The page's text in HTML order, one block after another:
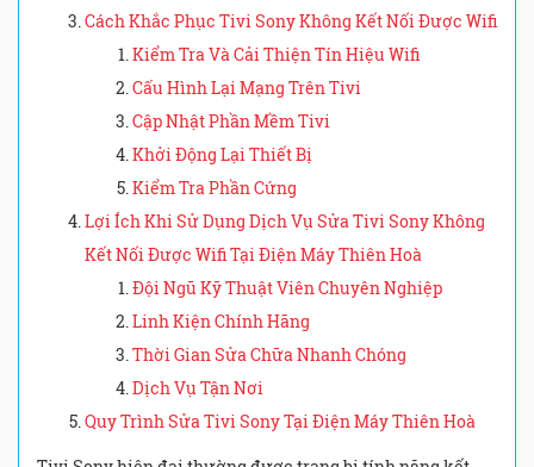
Cách Khắc Phục Tivi Sony Không Kết Nối Được Wifi
Kiểm Tra Và Cải Thiện Tín Hiệu Wifi
Cấu Hình Lại Mạng Trên Tivi
Cập Nhật Phần Mềm Tivi
Khởi Động Lại Thiết Bị
Kiểm Tra Phần Cứng
Lợi Ích Khi Sử Dụng Dịch Vụ Sửa Tivi Sony Không
Kết Nối Được Wifi Tại Điện Máy Thiên Hoà
Đội Ngũ Kỹ Thuật Viên Chuyên Nghiệp
Linh Kiện Chính Hãng
Thời Gian Sửa Chữa Nhanh Chóng
Dịch Vụ Tận Nơi
Quy Trình Sửa Tivi Sony Tại Điện Máy Thiên Hoà